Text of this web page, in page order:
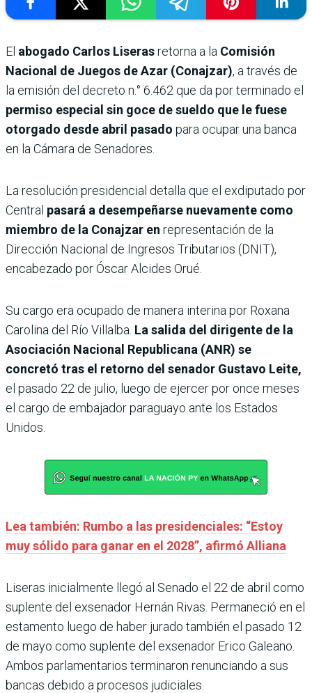
El abogado Carlos Liserasretorna a la Comisión
Nacional de Juegos de Azar (Conajzar), a través de
la emisión del decreto n.° 6.462 que da por terminado el
permiso especial sin goce de sueldo que le fuese
otorgado desde abril pasado para ocupar una banca
en la Cámara de Senadores.
La resolución presidencial detalla que el exdiputado por
Central pasará a desempeñarse nuevamente como
miembro de la Conajzar en representación de la
Dirección Nacional de Ingresos Tributarios (DNIT),
encabezado por Óscar Alcides Orué.
Su cargo era ocupado de manera interina por Roxana
Carolina del Río Villalba. La salida del dirigente de la
Asociación Nacional Republicana (ANR) se
concretó tras el retorno del senador Gustavo Leite,
el pasado 22 de julio, luego de ejercer por once meses
el cargo de embajador paraguayo ante los Estados
Unidos.
Lea también: Rumbo a las presidenciales: “Estoy
muy sólido para ganar en el 2028”, afirmó Alliana
Liseras inicialmente llegó al Senado el 22 de abril como
suplente del exsenador Hernán Rivas. Permaneció en el
estamento luego de haber jurado también el pasado 12
de mayo como suplente del exsenador Erico Galeano.
Ambos parlamentarios terminaron renunciando a sus
bancas debido a procesos judiciales.